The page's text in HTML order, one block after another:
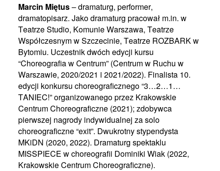
Marcin Miętus– dramaturg, performer,
dramatopisarz. Jako dramaturg pracował m.in. w
Teatrze Studio, Komunie Warszawa, Teatrze
Współczesnym w Szczecinie, Teatrze ROZBARK w
Bytomiu. Uczestnik dwóch edycji kursu
“Choreografia w Centrum” (Centrum w Ruchu w
Warszawie, 2020/2021 i 2021/2022). Finalista 10.
edycji konkursu choreograficznego “3…2…1…
TANIEC!” organizowanego przez Krakowskie
Centrum Choreograficzne (2021); zdobywca
pierwszej nagrody indywidualnej za solo
choreograficzne “exit”. Dwukrotny stypendysta
MKiDN (2020, 2022). Dramaturg spektaklu
MISSPIECE w choreografii Dominiki Wiak (2022,
Krakowskie Centrum Choreograficzne).